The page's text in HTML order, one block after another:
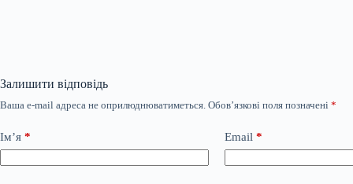
Залишити відповідь
Ваша e-mail адреса не оприлюднюватиметься. Обов’язкові поля позначені *
Ім’я * Email *